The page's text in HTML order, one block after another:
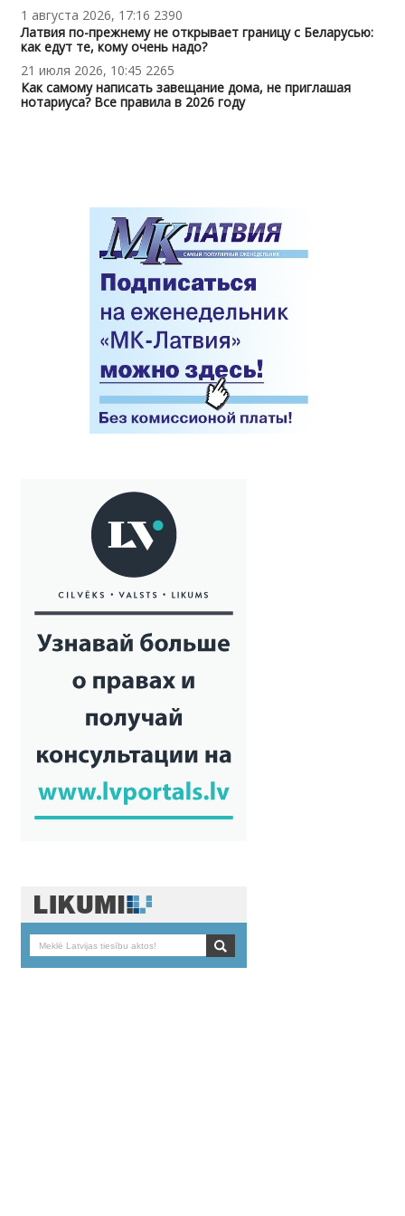
1 августа 2026, 17:16 2390
Латвия по-прежнему не открывает границу с Беларусью:
как едут те, кому очень надо?
21 июля 2026, 10:45 2265
Как самому написать завещание дома, не приглашая
нотариуса? Все правила в 2026 году